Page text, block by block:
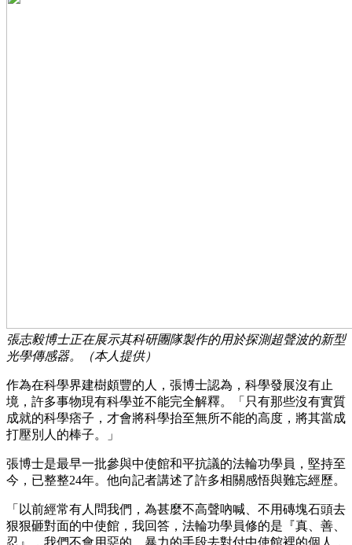
張志毅博士正在展示其科研團隊製作的用於探測超聲波的新型
光學傳感器。（本人提供）
作為在科學界建樹頗豐的人，張博士認為，科學發展沒有止
境，許多事物現有科學並不能完全解釋。「只有那些沒有實質
成就的科學痞子，才會將科學抬至無所不能的高度，將其當成
打壓別人的棒子。」
張博士是最早一批參與中使館和平抗議的法輪功學員，堅持至
今，已整整24年。他向記者講述了許多相關感悟與難忘經歷。
「以前經常有人問我們，為甚麼不高聲吶喊、不用磚塊石頭去
狠狠砸對面的中使館，我回答，法輪功學員修的是『真、善、
忍』，我們不會用惡的、暴力的手段去對付中使館裡的個人，